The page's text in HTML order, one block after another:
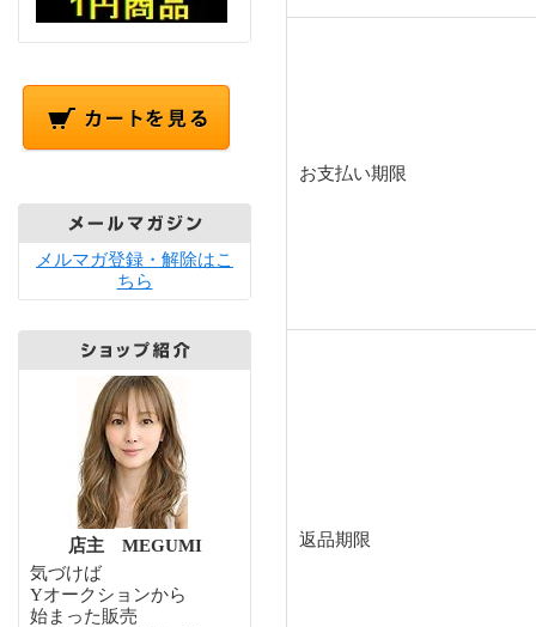
メルマガ登録・解除はこ
ちら
店主 MEGUMI
気づけば
Yオークションから
始まった販売
お支払い期限
返品期限